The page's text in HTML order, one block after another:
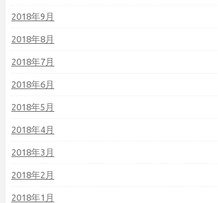
2018年9月
2018年8月
2018年7月
2018年6月
2018年5月
2018年4月
2018年3月
2018年2月
2018年1月